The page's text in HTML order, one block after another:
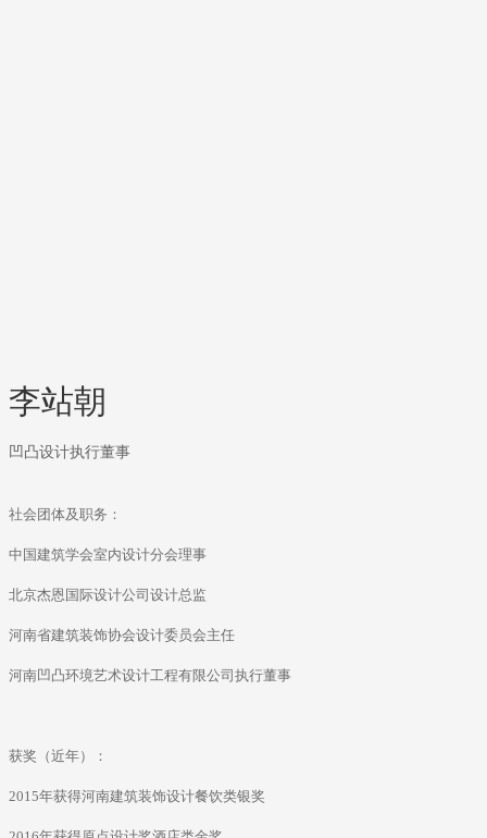
李站朝
凹凸设计执行董事
社会团体及职务：
中国建筑学会室内设计分会理事
北京杰恩国际设计公司设计总监
河南省建筑装饰协会设计委员会主任
河南凹凸环境艺术设计工程有限公司执行董事
获奖（近年）：
2015年获得河南建筑装饰设计餐饮类银奖